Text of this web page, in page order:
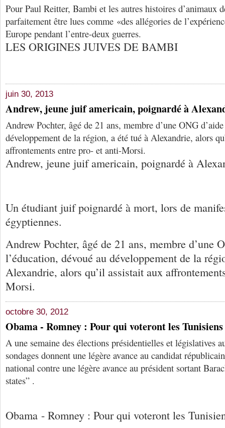
Pour Paul Reitter, Bambi et les autres histoires d’animaux
parfaitement être lues comme «des allégories de
Europe pendant l’entre-deux guerres.
LES ORIGINES JUIVES DE BAMBI
juin 30, 2013
Andrew, jeune juif americain, poignardé à
Andrew Pochter, âgé de 21 ans, membre d’une ONG
développement de la région, a été tué à Alexandrie, alors
affrontements entre pro- et anti-Morsi.
Andrew, jeune juif americain, poignardé à
Un étudiant juif poignardé à mort, lors de
égyptiennes.
Andrew Pochter, âgé de 21 ans, membre d’une
l’éducation, dévoué au développement de la
Alexandrie, alors qu’il assistait aux
Morsi.
octobre 30, 2012
Obama - Romney : Pour qui voteront les
A une semaine des élections présidentielles et législatives
sondages donnent une légère avance au candidat
national contre une légère avance au président sortant
states” .
Obama - Romney : Pour qui voteront les